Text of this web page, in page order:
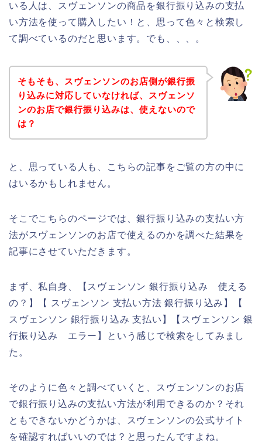
いる人は、スヴェンソンの商品を銀行振り込みの支払
い方法を使って購入したい！と、思って色々と検索し
て調べているのだと思います。でも、、、。
そもそも、スヴェンソンのお店側が銀行振
り込みに対応していなければ、スヴェンソ
ンのお店で銀行振り込みは、使えないので
は？
と、思っている人も、こちらの記事をご覧の方の中に
はいるかもしれません。
そこでこちらのページでは、銀行振り込みの支払い方
法がスヴェンソンのお店で使えるのかを調べた結果を
記事にさせていただきます。
まず、私自身、【スヴェンソン 銀行振り込み 使える
の？】【 スヴェンソン 支払い方法 銀行振り込み】【
スヴェンソン 銀行振り込み 支払い】【スヴェンソン 銀
行振り込み エラー】という感じで検索をしてみまし
た。
そのように色々と調べていくと、スヴェンソンのお店
で銀行振り込みの支払い方法が利用できるのか？それ
ともできないかどうかは、スヴェンソンの公式サイト
を確認すればいいのでは？と思ったんですよね。